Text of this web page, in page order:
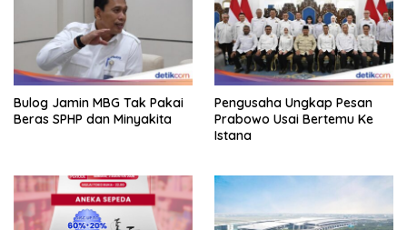
Bulog Jamin MBG Tak Pakai
Beras SPHP dan Minyakita
Pengusaha Ungkap Pesan
Prabowo Usai Bertemu Ke
Istana